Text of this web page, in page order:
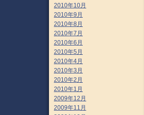
2010年10月
2010年9月
2010年8月
2010年7月
2010年6月
2010年5月
2010年4月
2010年3月
2010年2月
2010年1月
2009年12月
2009年11月